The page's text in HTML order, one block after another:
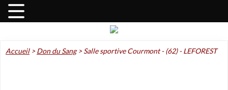
Accueil>Don du Sang>Salle sportive Courmont - (62) - LEFOREST